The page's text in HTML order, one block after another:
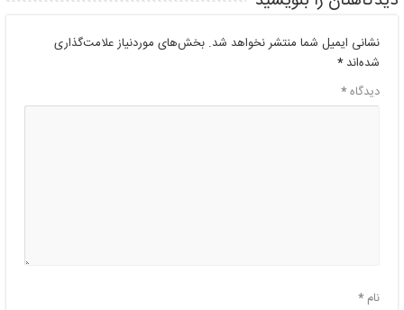
نشانی ایمیل شما منتشر نخواهد شد. بخش‌های موردنیاز علامت‌گذاری
شده‌اند*
دیدگاه*
نام*